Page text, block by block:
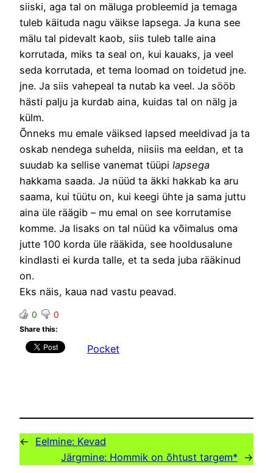
siiski, aga tal on mäluga probleemid ja temaga
tuleb käituda nagu väikse lapsega. Ja kuna see
mälu tal pidevalt kaob, siis tuleb talle aina
korrutada, miks ta seal on, kui kauaks, ja veel
seda korrutada, et tema loomad on toidetud jne.
jne. Ja siis vahepeal ta nutab ka veel. Ja sööb
hästi palju ja kurdab aina, kuidas tal on nälg ja
külm.
Õnneks mu emale väiksed lapsed meeldivad ja ta
oskab nendega suhelda, niisiis ma eeldan, et ta
suudab ka sellise vanemat tüüpi lapsega
hakkama saada. Ja nüüd ta äkki hakkab ka aru
saama, kui tüütu on, kui keegi ühte ja sama juttu
aina üle räägib – mu emal on see korrutamise
komme. Ja lisaks on tal nüüd ka võimalus oma
jutte 100 korda üle rääkida, see hooldusalune
kindlasti ei kurda talle, et ta seda juba rääkinud
on.
Eks näis, kaua nad vastu peavad.
0 0
Share this:
Pocket
← Eelmine: Kevad
Järgmine: Hommik on õhtust targem* →